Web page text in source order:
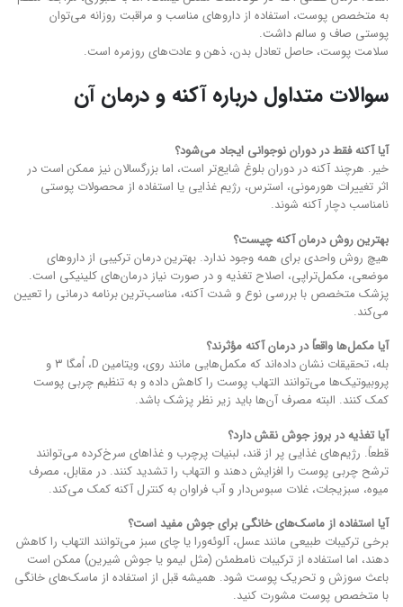
به متخصص پوست، استفاده از داروهای مناسب و مراقبت روزانه می‌توان
پوستی صاف و سالم داشت.
سلامت پوست، حاصل تعادل بدن، ذهن و عادت‌های روزمره است.
سوالات متداول درباره آکنه و درمان آن
آیا آکنه فقط در دوران نوجوانی ایجاد می‌شود؟
خیر. هرچند آکنه در دوران بلوغ شایع‌تر است، اما بزرگسالان نیز ممکن است در
اثر تغییرات هورمونی، استرس، رژیم غذایی یا استفاده از محصولات پوستی
نامناسب دچار آکنه شوند.
بهترین روش درمان آکنه چیست؟
هیچ روش واحدی برای همه وجود ندارد. بهترین درمان ترکیبی از داروهای
موضعی، مکمل‌تراپی، اصلاح تغذیه و در صورت نیاز درمان‌های کلینیکی است.
پزشک متخصص با بررسی نوع و شدت آکنه، مناسب‌ترین برنامه درمانی را تعیین
می‌کند.
آیا مکمل‌ها واقعاً در درمان آکنه مؤثرند؟
بله، تحقیقات نشان داده‌اند که مکمل‌هایی مانند روی، ویتامین D، اُمگا ۳ و
پروبیوتیک‌ها می‌توانند التهاب پوست را کاهش داده و به تنظیم چربی پوست
کمک کنند. البته مصرف آن‌ها باید زیر نظر پزشک باشد.
آیا تغذیه در بروز جوش نقش دارد؟
قطعاً. رژیم‌های غذایی پر از قند، لبنیات پرچرب و غذاهای سرخ‌کرده می‌توانند
ترشح چربی پوست را افزایش دهند و التهاب را تشدید کنند. در مقابل، مصرف
میوه، سبزیجات، غلات سبوس‌دار و آب فراوان به کنترل آکنه کمک می‌کند.
آیا استفاده از ماسک‌های خانگی برای جوش مفید است؟
برخی ترکیبات طبیعی مانند عسل، آلوئه‌ورا یا چای سبز می‌توانند التهاب را کاهش
دهند، اما استفاده از ترکیبات نامطمئن (مثل لیمو یا جوش شیرین) ممکن است
باعث سوزش و تحریک پوست شود. همیشه قبل از استفاده از ماسک‌های خانگی
با متخصص پوست مشورت کنید.